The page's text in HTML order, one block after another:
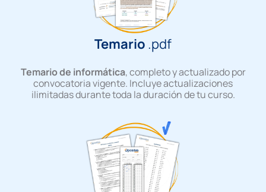
Temario .pdf
Temario de informática, completo y actualizado por
convocatoria vigente. Incluye actualizaciones
ilimitadas durante toda la duración de tu curso.